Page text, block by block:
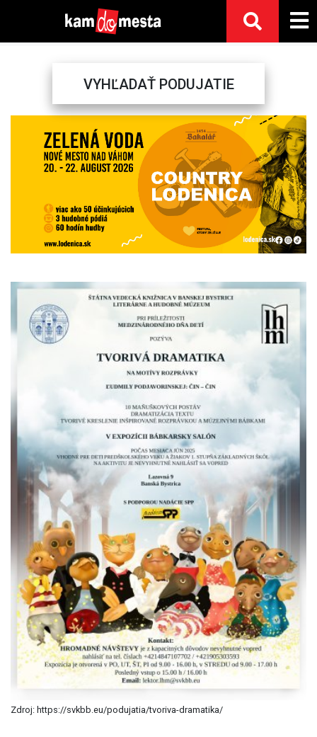
VYHĽADAŤ PODUJATIE
Next
Zdroj: https://svkbb.eu/podujatia/tvoriva-dramatika/